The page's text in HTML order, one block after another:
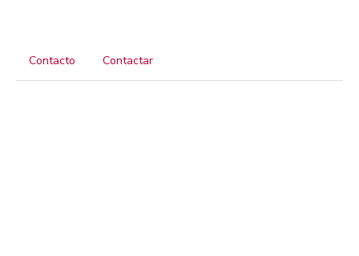
Contacto Contactar